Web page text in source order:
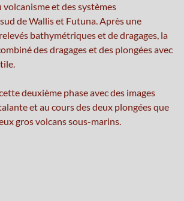
et des systèmes
de Wallis et Futuna. Après une
bathymétriques et de dragages, la
des dragages et des plongées avec
deuxième phase avec des images
et au cours des deux plongées que
gros volcans sous-marins.